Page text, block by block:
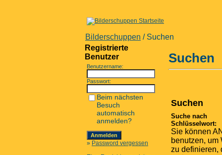
Bilderschuppen / Suchen
Registrierte
Benutzer
Benutzername:
Passwort:
Beim nächsten
Besuch
automatisch
anmelden?
» Password vergessen
Suchen
Suchen
Suche nach
Schlüsselwort:
Sie können
benutzen, um
zu definieren,